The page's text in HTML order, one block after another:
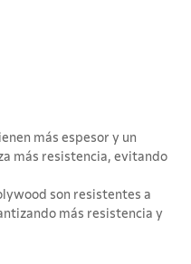
más espesor y un
más resistencia, evitando
son resistentes a
más resistencia y